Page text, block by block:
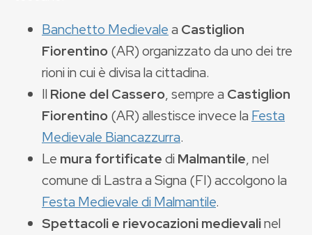
Banchetto Medievalea Castiglion
Fiorentino(AR) organizzato da uno dei tre
rioni in cui è divisa la cittadina.
Il Rione del Cassero, sempre a Castiglion
Fiorentino(AR) allestisce invece la Festa
Medievale Biancazzurra.
Le mura fortificatedi Malmantile, nel
comune di Lastra a Signa (FI) accolgono la
Festa Medievale di Malmantile.
Spettacoli e rievocazioni medievalinel